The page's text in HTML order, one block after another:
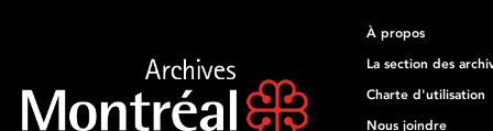
À propos
La section des
Charte d'utilisation
Nous joindre